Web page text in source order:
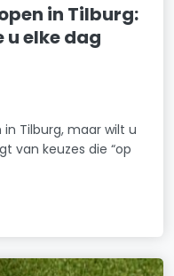
in Tilburg:
u elke dag
Tilburg, maar wilt u
van keuzes die “op